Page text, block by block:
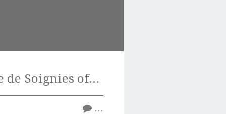
La pierre bleue de Soignies offre bien des possibilités de surfaçage.
…